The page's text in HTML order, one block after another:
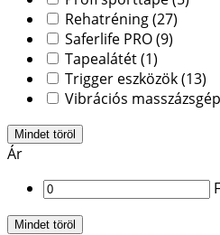
Rehatréning(27)
Saferlife PRO(9)
Tapealátét(1)
Trigger eszközök(13)
Vibrációs
Mindet töröl
Ár
Mindet töröl